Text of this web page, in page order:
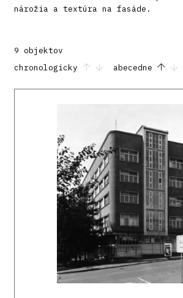
nárožia a textúra na fasáde.
9 objektov
chronologicky
abecedne